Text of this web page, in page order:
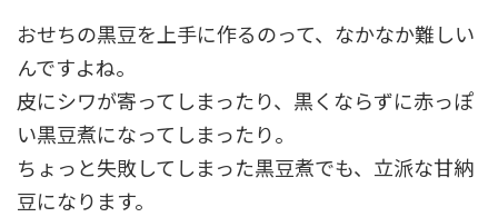
おせちの黒豆を上手に作るのって、なかなか難しい
んですよね。
皮にシワが寄ってしまったり、黒くならずに赤っぽ
い黒豆煮になってしまったり。
ちょっと失敗してしまった黒豆煮でも、立派な甘納
豆になります。